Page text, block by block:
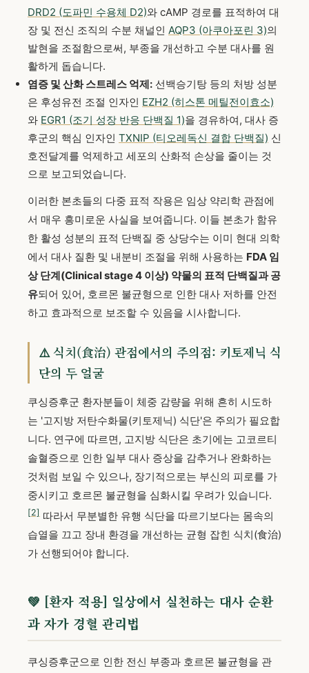
DRD2 (도파민 수용체 D2)와 cAMP 경로를 표적하여 대
장 및 전신 조직의 수분 채널인 AQP3 (아쿠아포린 3)의
발현을 조절함으로써, 부종을 개선하고 수분 대사를 원
활하게 돕습니다.
염증 및 산화 스트레스 억제: 선백승기탕 등의 처방 성분
은 후성유전 조절 인자인 EZH2 (히스톤 메틸전이효소)
와 EGR1 (조기 성장 반응 단백질 1)을 경유하여, 대사 증
후군의 핵심 인자인 TXNIP (티오레독신 결합 단백질) 신
호전달계를 억제하고 세포의 산화적 손상을 줄이는 것
으로 보고되었습니다.
이러한 본초들의 다중 표적 작용은 임상 약리학 관점에
서 매우 흥미로운 사실을 보여줍니다. 이들 본초가 함유
한 활성 성분의 표적 단백질 중 상당수는 이미 현대 의학
에서 대사 질환 및 내분비 조절을 위해 사용하는 FDA 임
상 단계(Clinical stage 4 이상) 약물의 표적 단백질과 공
유되어 있어, 호르몬 불균형으로 인한 대사 저하를 안전
하고 효과적으로 보조할 수 있음을 시사합니다.
⚠️ 식치(食治) 관점에서의 주의점: 키토제닉 식
단의 두 얼굴
쿠싱증후군 환자분들이 체중 감량을 위해 흔히 시도하
는 '고지방 저탄수화물(키토제닉) 식단'은 주의가 필요합
니다. 연구에 따르면, 고지방 식단은 초기에는 고코르티
솔혈증으로 인한 일부 대사 증상을 감추거나 완화하는
것처럼 보일 수 있으나, 장기적으로는 부신의 피로를 가
중시키고 호르몬 불균형을 심화시킬 우려가 있습니다.
[2] 따라서 무분별한 유행 식단을 따르기보다는 몸속의
습열을 끄고 장내 환경을 개선하는 균형 잡힌 식치(食治)
가 선행되어야 합니다.
💚 [환자 적용] 일상에서 실천하는 대사 순환
과 자가 경혈 관리법
쿠싱증후군으로 인한 전신 부종과 호르몬 불균형을 관